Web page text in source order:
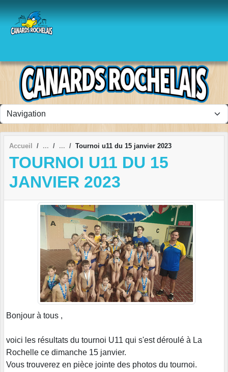
Accueil Tournoi u11 du 15 janvier 2023
TOURNOI U11 DU 15
JANVIER 2023
Bonjour à tous ,
voici les résultats du tournoi U11 qui s'est déroulé à La
Rochelle ce dimanche 15 janvier.
Vous trouverez en pièce jointe des photos du tournoi.